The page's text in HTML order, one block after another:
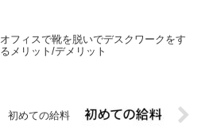
オフィスで靴を脱いでデスクワークをす
るメリット/デメリット
初めての給料